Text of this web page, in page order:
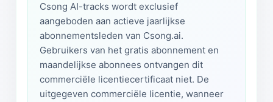
Csong AI-tracks wordt exclusief
aangeboden aan actieve jaarlijkse
abonnementsleden van Csong.ai.
Gebruikers van het gratis abonnement en
maandelijkse abonnees ontvangen dit
commerciële licentiecertificaat niet. De
uitgegeven commerciële licentie, wanneer